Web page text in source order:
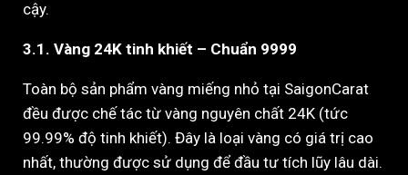
cậy.
3.1. Vàng 24K tinh khiết – Chuẩn 9999
Toàn bộ sản phẩm vàng miếng nhỏ tại SaigonCarat
đều được chế tác từ vàng nguyên chất 24K (tức
99.99% độ tinh khiết). Đây là loại vàng có giá trị cao
nhất, thường được sử dụng để đầu tư tích lũy lâu dài.